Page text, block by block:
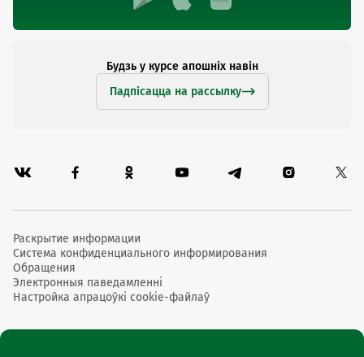
Будзь у курсе апошніх навін
Падпісацца на рассылку
Раскрытие информации
Система конфиденциального информирования
Обращения
Электронныя паведамленні
Настройка апрацоўкі cookie-файлаў